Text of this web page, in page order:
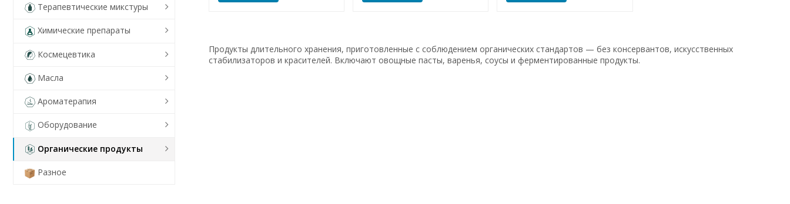
Продукты длительного хранения, приготовленные с соблюдением органических стандартов — без консервантов, искусственных
стабилизаторов и красителей. Включают овощные пасты, варенья, соусы и ферментированные продукты.
Терапевтические микстуры
Химические препараты
Космецевтика
Масла
Ароматерапия
Оборудование
Органические продукты
Разное